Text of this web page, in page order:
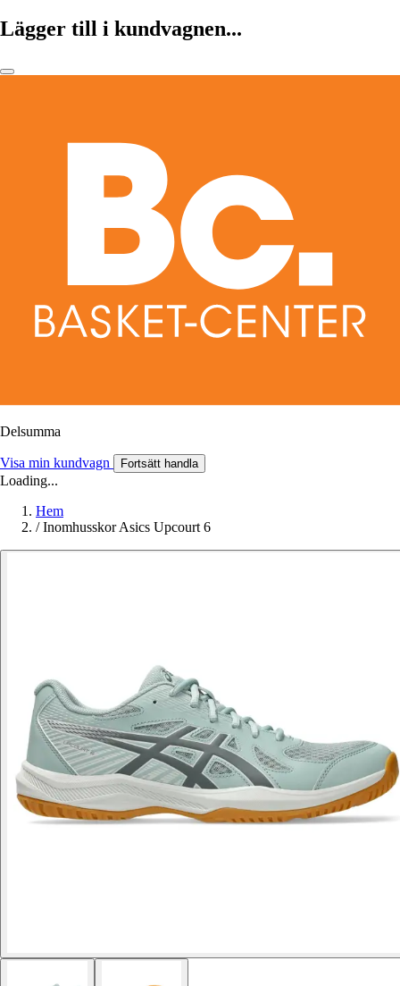
Lägger till i kundvagnen...
Delsumma
Visa min kundvagn Fortsätt handla
Loading...
Hem
/ Inomhusskor Asics Upcourt 6